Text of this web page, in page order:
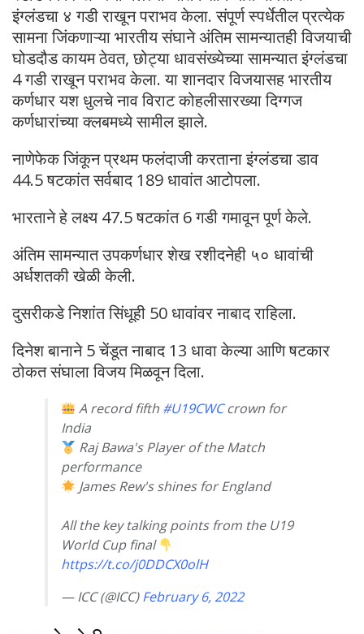
इंग्लंडचा ४ गडी राखून पराभव केला. संपूर्ण स्पर्धेतील प्रत्येक
सामना जिंकणाऱ्या भारतीय संघाने अंतिम सामन्यातही विजयाची
घोडदौड कायम ठेवत, छोट्या धावसंख्येच्या सामन्यात इंग्लंडचा
4 गडी राखून पराभव केला. या शानदार विजयासह भारतीय
कर्णधार यश धुलचे नाव विराट कोहलीसारख्या दिग्गज
कर्णधारांच्या क्लबमध्ये सामील झाले.
नाणेफेक जिंकून प्रथम फलंदाजी करताना इंग्लंडचा डाव
44.5 षटकांत सर्वबाद 189 धावांत आटोपला.
भारताने हे लक्ष्य 47.5 षटकांत 6 गडी गमावून पूर्ण केले.
अंतिम सामन्यात उपकर्णधार शेख रशीदनेही ५० धावांची
अर्धशतकी खेळी केली.
दुसरीकडे निशांत सिंधूही 50 धावांवर नाबाद राहिला.
दिनेश बानाने 5 चेंडूत नाबाद 13 धावा केल्या आणि षटकार
ठोकत संघाला विजय मिळवून दिला.
A record fifth #U19CWCcrown for
India
Raj Bawa's Player of the Match
performance
James Rew's shines for England
All the key talking points from the U19
World Cup final
https://t.co/j0DDCX0olH
— ICC (@ICC)February 6, 2022